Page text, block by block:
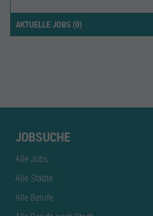
AKTUELLE JOBS (0)
JOBSUCHE
Alle Jobs
Alle Städte
Alle Berufe